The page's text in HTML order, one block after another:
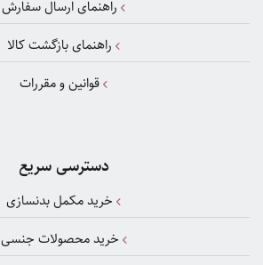
راهنمای ارسال سفارش
راهنمای بازگشت کالا
قوانین و مقررات
دسترسی سریع
خرید مکمل بدنسازی
خرید محصولات جنسی